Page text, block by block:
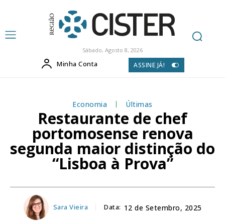
Sábado, Agosto 8, 2026
Minha Conta ASSINE JÁ!
Economia Últimas
Restaurante de chef
portomosense renova
segunda maior distinção do
“Lisboa à Prova”
Sara Vieira Data: 12 de Setembro, 2025